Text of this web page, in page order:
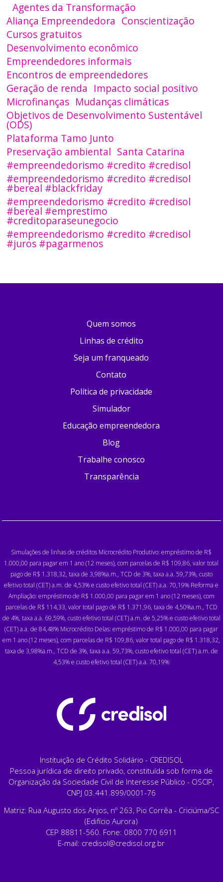
Agentes da Transformação
Aliança Empreendedora Conscientização
Cursos gratuitos
Desenvolvimento econômico
Empreendedores informais
Encontros de empreendedores
Geração de renda Impacto social positivo
Microfinanças Mudanças climáticas
Objetivos de Desenvolvimento Sustentável
(ODS)
Plataforma Tamo Junto
Preservação ambiental Santa Catarina
#empreendedorismo #credito #credisol
#empreendedorismo #credito #credisol
#bereal #blackfriday
#empreendedorismo #credito #credisol
#bereal #emprestimo
#creditoparaseunegocio
#empreendedorismo #credito #credisol
#juros #pagarmenos
Quem somos
Linhas de crédito
Seja um franqueado
Contato
Política de privacidade
Simulador
Educação empreendedora
Blog
Trabalhe conosco
Transparência
Simulações de linhas de créditos Microcrédito Produtivo: empréstimo de R$
1.000,00 para pagar em 1 ano (12 meses), com parcelas de R$ 109,86, valor total
pago de R$ 1.318,32, taxa de 3,98%a.m., TCD de 3%, taxa a.a. 59,73%, custo
efetivo total (CET) a.m. de 4,53% e custo efetivo total (CET) a.a. 70,19% Reforma e
Ampliação: empréstimo de R$ 1.000,00 para pagar em 1 ano (12 meses), com
parcelas de R$ 114,33, valor total pago de R$ 1.371,96, taxa de 4,50%a.m., TCD
de 4%, taxa a.a. 69,59%, custo efetivo total (CET) a.m. de 5,25% e custo efetivo total
(CET) a.a. de 84,48% Microcrédito Delas: empréstimo de R$ 1.000,00 para pagar
em 1 ano (12 meses), com parcelas de R$ 109,86, valor total pago de R$ 1.318,32,
taxa de 3,98%a.m., TCD de 3%, taxa a.a. 59,73%, custo efetivo total (CET) a.m. de
4,53% e custo efetivo total (CET) a.a. 70,19%
Instituição de Crédito Solidário - CREDISOL
Pessoa jurídica de direito privado, constituída sob forma de
Organização da Sociedade Civil de Interesse Público - OSCIP,
CNPJ 03.441.899/0001-76
Matriz: Rua Augusto dos Anjos, nº 263, Pio Corrêa - Criciúma/SC
(Edifício Aurora)
CEP 88811-560. Fone: 0800 770 6911
E-mail: credisol@credisol.org.br